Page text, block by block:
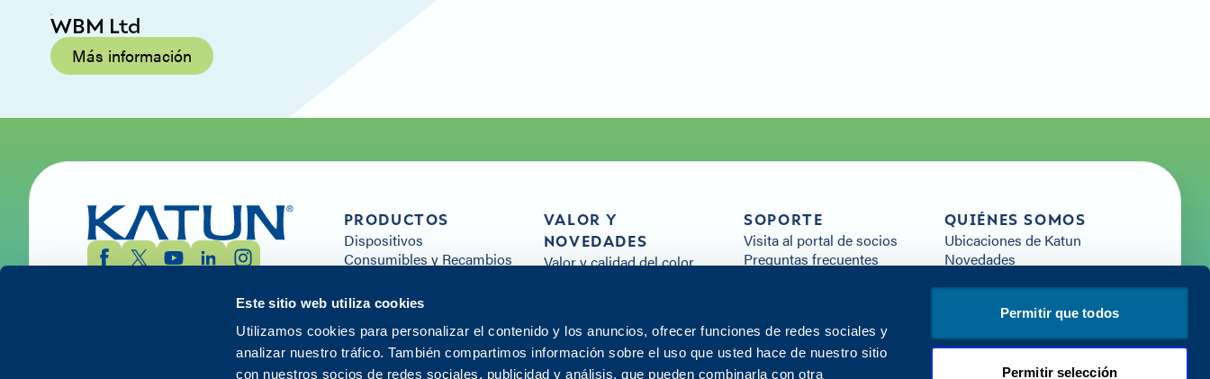
Este sitio web utiliza cookies
Utilizamos cookies para personalizar el contenido y los anuncios, ofrecer funciones de redes sociales y
analizar nuestro tráfico. También compartimos información sobre el uso que usted hace de nuestro sitio
con nuestros socios de redes sociales, publicidad y análisis, que pueden combinarla con otra
Permitir que todos
Permitir selección
WBM Ltd
Más información
PRODUCTOS
Dispositivos
Consumibles y Recambios
VALOR Y
NOVEDADES
Valor y calidad del color
Noticias
Centro de innovación
SOPORTE
Visita al portal de socios
Preguntas frecuentes
QUIÉNES SOMOS
Ubicaciones de Katun
Novedades